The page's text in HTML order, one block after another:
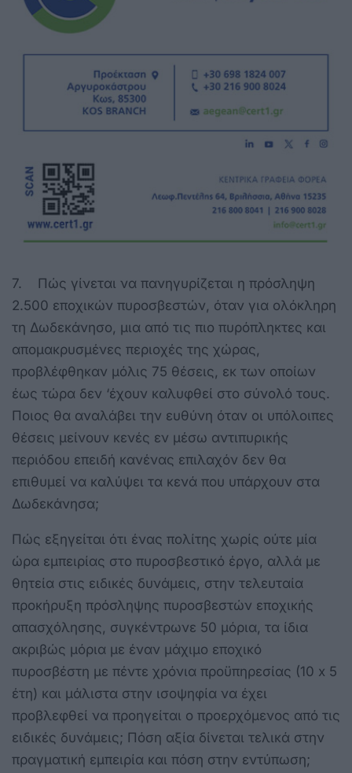
7. Πώς γίνεται να πανηγυρίζεται η πρόσληψη
2.500 εποχικών πυροσβεστών, όταν για ολόκληρη
τη Δωδεκάνησο, μια από τις πιο πυρόπληκτες και
απομακρυσμένες περιοχές της χώρας,
προβλέφθηκαν μόλις 75 θέσεις, εκ των οποίων
έως τώρα δεν ‘έχουν καλυφθεί στο σύνολό τους.
Ποιος θα αναλάβει την ευθύνη όταν οι υπόλοιπες
θέσεις μείνουν κενές εν μέσω αντιπυρικής
περιόδου επειδή κανένας επιλαχόν δεν θα
επιθυμεί να καλύψει τα κενά που υπάρχουν στα
Δωδεκάνησα;
Πώς εξηγείται ότι ένας πολίτης χωρίς ούτε μία
ώρα εμπειρίας στο πυροσβεστικό έργο, αλλά με
θητεία στις ειδικές δυνάμεις, στην τελευταία
προκήρυξη πρόσληψης πυροσβεστών εποχικής
απασχόλησης, συγκέντρωνε 50 μόρια, τα ίδια
ακριβώς μόρια με έναν μάχιμο εποχικό
πυροσβέστη με πέντε χρόνια προϋπηρεσίας (10 x 5
έτη) και μάλιστα στην ισοψηφία να έχει
προβλεφθεί να προηγείται ο προερχόμενος από τις
ειδικές δυνάμεις; Πόση αξία δίνεται τελικά στην
πραγματική εμπειρία και πόση στην εντύπωση;